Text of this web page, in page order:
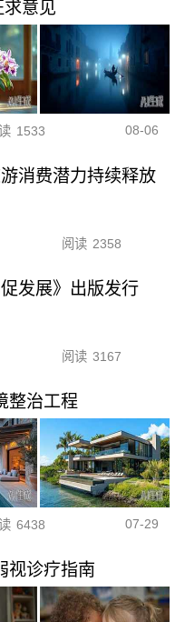
意见
1533 08-06
消费潜力持续释放
阅读 2358
促发展》出版发行
阅读 3167
整治工程
6438 07-29
视诊疗指南